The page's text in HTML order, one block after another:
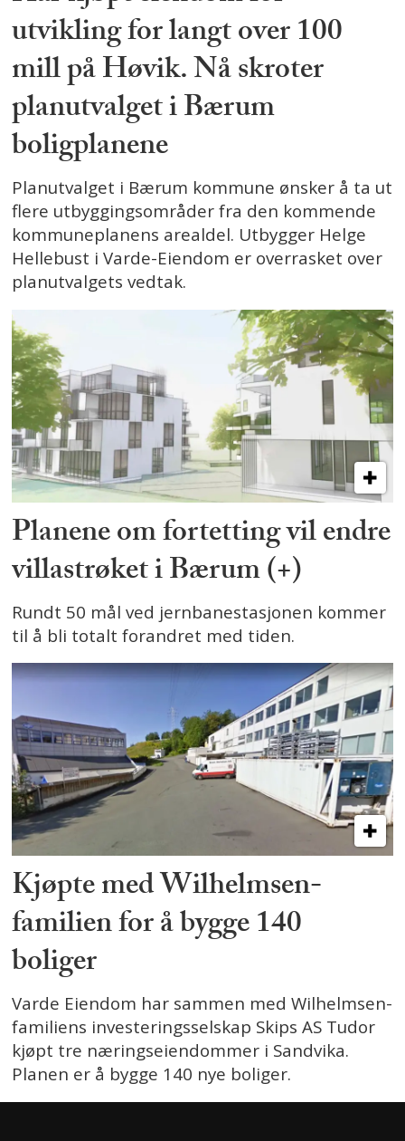
utvikling for langt over 100
mill på Høvik. Nå skroter
planutvalget i Bærum
boligplanene
Planutvalget i Bærum kommune ønsker å ta ut
flere utbyggingsområder fra den kommende
kommuneplanens arealdel. Utbygger Helge
Hellebust i Varde-Eiendom er overrasket over
planutvalgets vedtak.
Planene om fortetting vil endre
villastrøket i Bærum (+)
Rundt 50 mål ved jernbanestasjonen kommer
til å bli totalt forandret med tiden.
Kjøpte med Wilhelmsen-
familien for å bygge 140
boliger
Varde Eiendom har sammen med Wilhelmsen-
familiens investeringsselskap Skips AS Tudor
kjøpt tre næringseiendommer i Sandvika.
Planen er å bygge 140 nye boliger.